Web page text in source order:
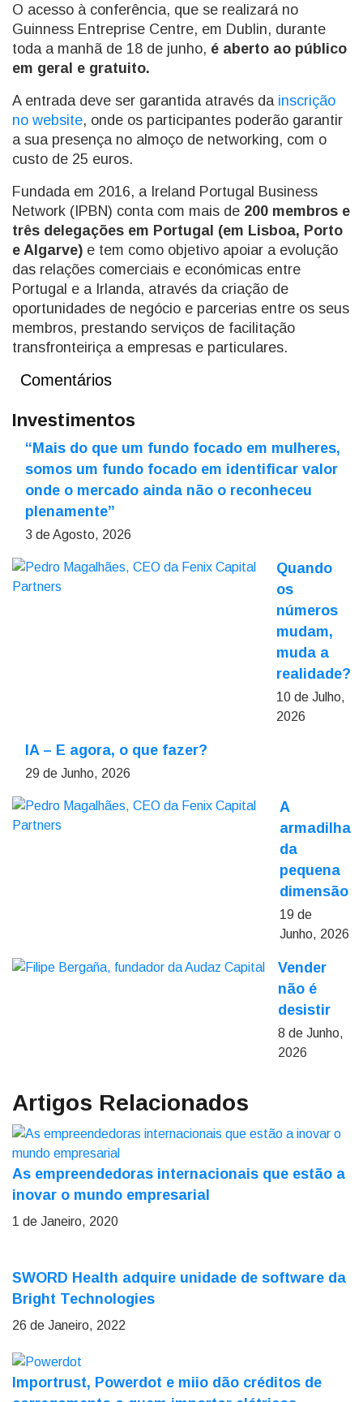
O acesso à conferência, que se realizará no
Guinness Entreprise Centre, em Dublin, durante
toda a manhã de 18 de junho, é aberto ao público
em geral e gratuito.
A entrada deve ser garantida através da inscrição
no website, onde os participantes poderão garantir
a sua presença no almoço de networking, com o
custo de 25 euros.
Fundada em 2016, a Ireland Portugal Business
Network (IPBN) conta com mais de 200 membros e
três delegações em Portugal (em Lisboa, Porto
e Algarve) e tem como objetivo apoiar a evolução
das relações comerciais e económicas entre
Portugal e a Irlanda, através da criação de
oportunidades de negócio e parcerias entre os seus
membros, prestando serviços de facilitação
transfronteiriça a empresas e particulares.
Comentários
Investimentos
“Mais do que um fundo focado em mulheres,
somos um fundo focado em identificar valor
onde o mercado ainda não o reconheceu
plenamente”
3 de Agosto, 2026
Quando
os
números
mudam,
muda a
realidade?
10 de Julho,
2026
IA – E agora, o que fazer?
29 de Junho, 2026
A
armadilha
da
pequena
dimensão
19 de
Junho, 2026
Vender
não é
desistir
8 de Junho,
2026
Artigos Relacionados
As empreendedoras internacionais que estão a
inovar o mundo empresarial
1 de Janeiro, 2020
SWORD Health adquire unidade de software da
Bright Technologies
26 de Janeiro, 2022
Importrust, Powerdot e miio dão créditos de